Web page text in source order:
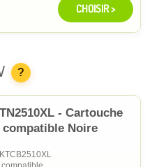
CHOISIR >
?
- Cartouche
Noire